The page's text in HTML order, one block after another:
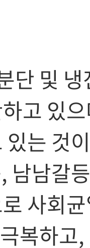
단 및
고 있
는 것
남남갈
사회
복하고